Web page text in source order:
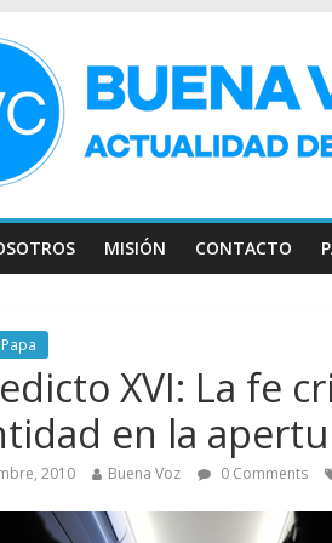
MISIÓN CONTACTO
XVI: La fe
en la
2010 Buena Voz 0 Comments